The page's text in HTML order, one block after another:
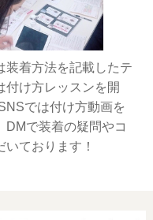
装着方法を記載したテ
付け方レッスンを開
では付け方動画を
DMで装着の疑問やコ
ております！